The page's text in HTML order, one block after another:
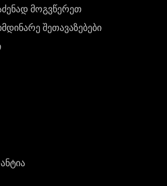
მოგვწერეთ
შეთავაზებები